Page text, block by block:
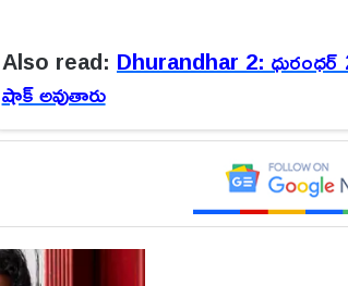
Also read: Dhurandhar 2: ధురంధర్
షాక్ అవుతారు
దాదాపు 3 గంటల 9 నిమిషాల (189
సర్టిఫికేట్ పొందిన ఈ చిత్రానికి ఆస్కార్
‘హెల్లాళ్లాలో’, ‘మాస్ మాస్ మాస్’ పాటలు
యువకుడి ప్రతిభ, క్రికెట్, కుస్తీ, రన్నింగ్
తిరిగే ఈ కథ ప్రేక్షకులను భావోద్వేగానికి